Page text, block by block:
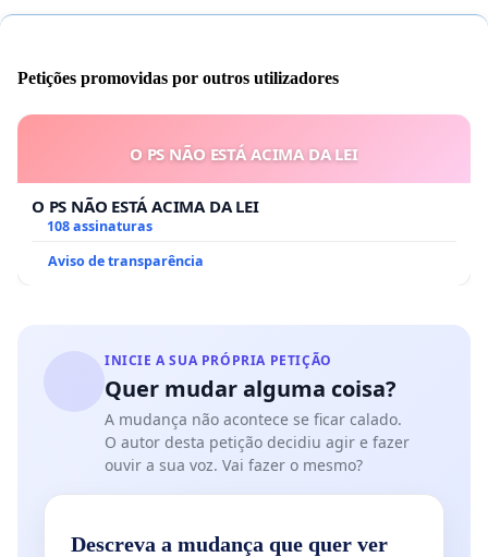
Petições promovidas por outros utilizadores
O PS NÃO ESTÁ ACIMA DA LEI
O PS NÃO ESTÁ ACIMA DA LEI
108 assinaturas
Aviso de transparência
INICIE A SUA PRÓPRIA PETIÇÃO
Quer mudar alguma coisa?
A mudança não acontece se ficar calado.
O autor desta petição decidiu agir e fazer
ouvir a sua voz. Vai fazer o mesmo?
Descreva a mudança que quer ver